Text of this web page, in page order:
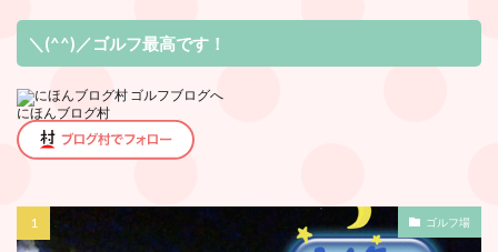
＼(^^)／ゴルフ最高です！
にほんブログ村
ゴルフ場